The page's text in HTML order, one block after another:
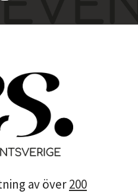
av över200